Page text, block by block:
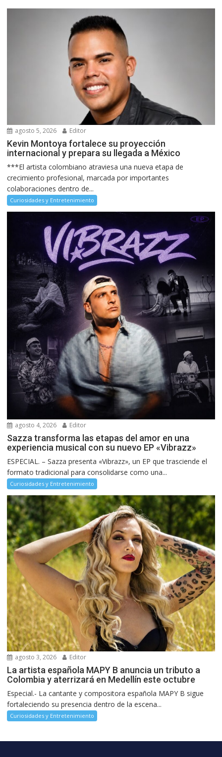
agosto 5, 2026 Editor
Kevin Montoya fortalece su proyección
internacional y prepara su llegada a México
***El artista colombiano atraviesa una nueva etapa de
crecimiento profesional, marcada por importantes
colaboraciones dentro de...
Curiosidades y Entretenimiento
agosto 4, 2026 Editor
Sazza transforma las etapas del amor en una
experiencia musical con su nuevo EP «Vibrazz»
ESPECIAL. – Sazza presenta «Vibrazz», un EP que trasciende el
formato tradicional para consolidarse como una...
Curiosidades y Entretenimiento
agosto 3, 2026 Editor
La artista española MAPY B anuncia un tributo a
Colombia y aterrizará en Medellín este octubre
Especial.- La cantante y compositora española MAPY B sigue
fortaleciendo su presencia dentro de la escena...
Curiosidades y Entretenimiento